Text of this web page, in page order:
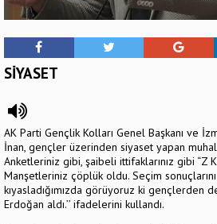
SİYASET
AK Parti Gençlik Kolları Genel Başkanı ve
İnan, gençler üzerinden siyaset yapan
Anketleriniz gibi, şaibeli ittifaklarınız gibi “Z
Manşetleriniz çöplük oldu. Seçim
kıyasladığımızda görüyoruz ki gençlerden
Erdoğan aldı.’’ ifadelerini kullandı.